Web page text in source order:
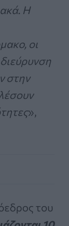
Η
οι
στην
»,
του